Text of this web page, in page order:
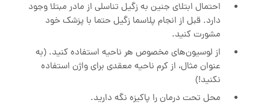
احتمال ابتلای جنین به زگیل تناسلی از مادر مبتلا وجود
دارد. قبل از انجام پلاسما زگیل حتما با پزشک خود
مشورت کنید.
از لوسیون‌های مخصوص هر ناحیه استفاده کنید. (به
عنوان مثال، از کرم ناحیه معقدی برای واژن استفاده
نکنید!)
محل تحت درمان را پاکیزه نگه دارید.